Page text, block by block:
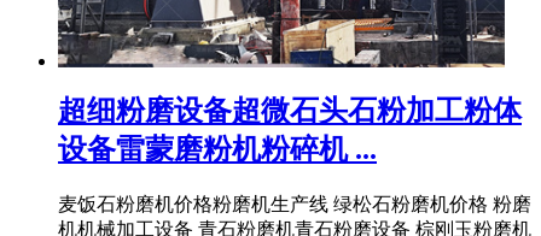
超细粉磨设备超微石头石粉加工粉体
设备雷蒙磨粉机粉碎机 ...
麦饭石粉磨机价格粉磨机生产线 绿松石粉磨机价格 粉磨
机机械加工设备 青石粉磨机青石粉磨设备 棕刚玉粉磨机